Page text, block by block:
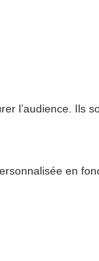
l’audience. Ils
en